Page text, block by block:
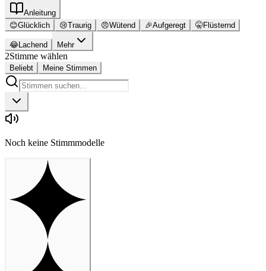
Anleitung
😊Glücklich 😢Traurig 😠Wütend 🎉Aufgeregt 🤫Flüsternd
😂Lachend Mehr
2Stimme wählen
Beliebt Meine Stimmen
Noch keine Stimmmodelle